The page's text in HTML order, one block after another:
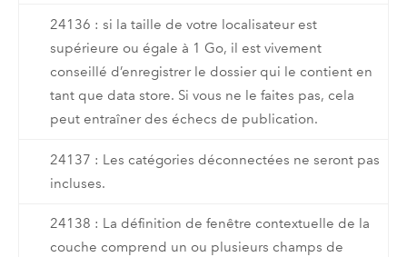
24136 : si la taille de votre localisateur est
supérieure ou égale à 1 Go, il est vivement
conseillé d’enregistrer le dossier qui le contient en
tant que data store. Si vous ne le faites pas, cela
peut entraîner des échecs de publication.
24137 : Les catégories déconnectées ne seront pas
incluses.
24138 : La définition de fenêtre contextuelle de la
couche comprend un ou plusieurs champs de